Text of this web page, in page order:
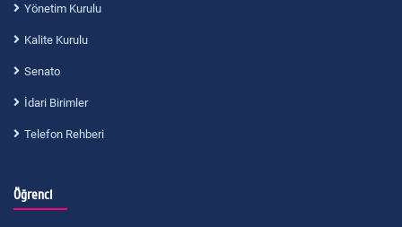
Yönetim Kurulu
Kalite Kurulu
Senato
İdari Birimler
Telefon Rehberi
Öğrenci